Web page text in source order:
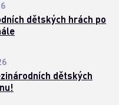
dětských hrách po
dětských